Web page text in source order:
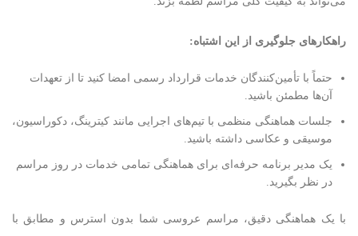
راهکارهای جلوگیری از این اشتباه:
حتماً با تأمین‌کنندگان خدمات قرارداد رسمی امضا کنید تا از تعهدات
آن‌ها مطمئن باشید.
جلسات هماهنگی منظمی با تیم‌های اجرایی مانند کیترینگ، دکوراسیون،
موسیقی و عکاسی داشته باشید.
یک مدیر برنامه حرفه‌ای برای هماهنگی تمامی خدمات در روز مراسم
در نظر بگیرید.
با یک هماهنگی دقیق، مراسم عروسی شما بدون استرس و مطابق با